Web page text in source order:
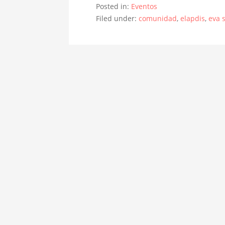
Posted in: Eventos
Filed under:comunidad,elapdis,eva